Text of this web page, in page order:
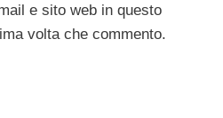
e sito web in questo
volta che commento.